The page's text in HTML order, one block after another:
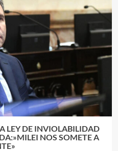
LEY DE INVIOLABILIDAD
NOS SOMETE A